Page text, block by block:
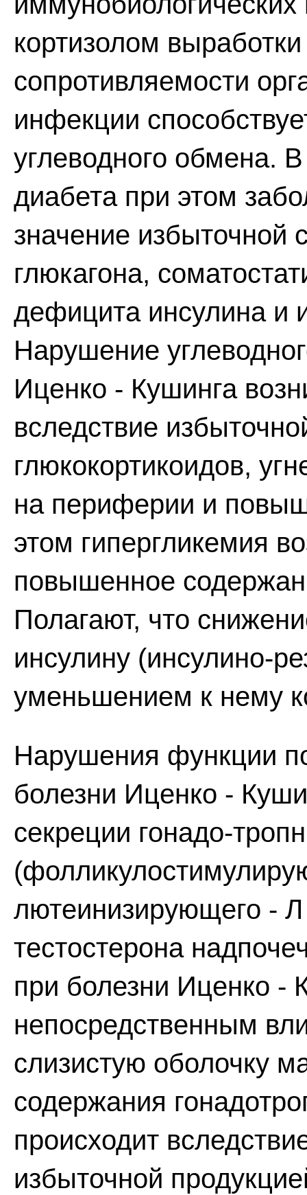
кортизолом
сопротивляемости
инфекции
углеводного обмена.
диабета при этом
значение избыточной
глюкагона,
дефицита инсулина и
Нарушение
Иценко - Кушинга
вследствие
глюкокортикоидов,
на периферии и
этом гипергликемия
повышенное
Полагают, что
инсулину (инсулино-
уменьшением к нему
Нарушения функции
болезни Иценко -
секреции гонадо-
лютеинизирующего -
тестостерона
при болезни Иценко -
непосредственным
слизистую оболочку
содержания
происходит
избыточной